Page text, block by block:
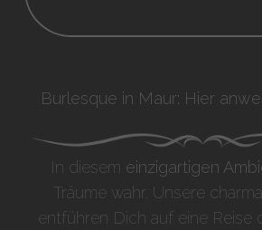
Burlesque in Maur: Hier
In diesem einzigartigen
Träume wahr. Unsere
entführen Dich auf eine Reise